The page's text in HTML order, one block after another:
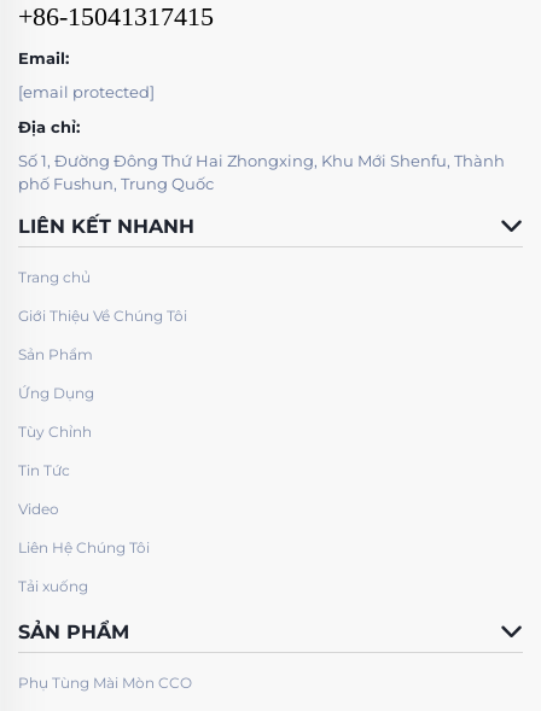
+86-15041317415
Email:
[email protected]
Địa chỉ:
Số 1, Đường Đông Thứ Hai Zhongxing, Khu Mới Shenfu, Thành
phố Fushun, Trung Quốc
LIÊN KẾT NHANH
Trang chủ
Giới Thiệu Về Chúng Tôi
Sản Phẩm
Ứng Dụng
Tùy Chỉnh
Tin Tức
Video
Liên Hệ Chúng Tôi
Tải xuống
SẢN PHẨM
Phụ Tùng Mài Mòn CCO